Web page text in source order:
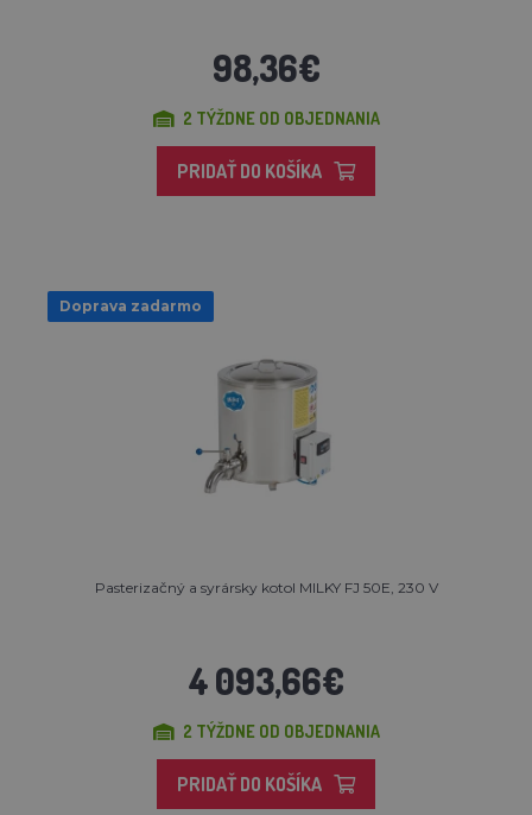
98,36€
2 TÝŽDNE OD OBJEDNANIA
PRIDAŤ DO KOŠÍKA
Doprava zadarmo
Pasterizačný a syrársky kotol MILKY FJ 50E, 230 V
4 093,66€
2 TÝŽDNE OD OBJEDNANIA
PRIDAŤ DO KOŠÍKA